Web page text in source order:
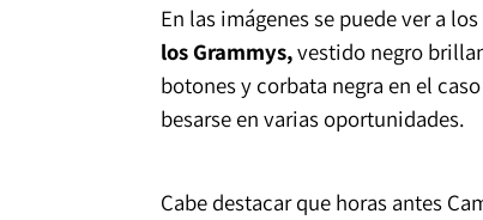
En las imágenes se puede ver a
los Grammys,vestido negro
botones y corbata negra en el
besarse en varias oportunidades.
Cabe destacar que horas antes